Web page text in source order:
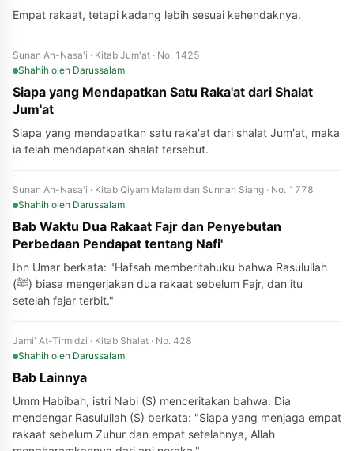
Empat rakaat, tetapi kadang lebih sesuai kehendaknya.
Sunan An-Nasa'i · Kitab Jum'at · No. 1425
Shahih oleh Darussalam
Siapa yang Mendapatkan Satu Raka'at dari Shalat
Jum'at
Siapa yang mendapatkan satu raka'at dari shalat Jum'at, maka
ia telah mendapatkan shalat tersebut.
Sunan An-Nasa'i · Kitab Qiyam Malam dan Sunnah Siang · No. 1778
Shahih oleh Darussalam
Bab Waktu Dua Rakaat Fajr dan Penyebutan
Perbedaan Pendapat tentang Nafi'
Ibn Umar berkata: "Hafsah memberitahuku bahwa Rasulullah
(ﷺ) biasa mengerjakan dua rakaat sebelum Fajr, dan itu
setelah fajar terbit."
Jami' At-Tirmidzi · Kitab Shalat · No. 428
Shahih oleh Darussalam
Bab Lainnya
Umm Habibah, istri Nabi (S) menceritakan bahwa: Dia
mendengar Rasulullah (S) berkata: "Siapa yang menjaga empat
rakaat sebelum Zuhur dan empat setelahnya, Allah